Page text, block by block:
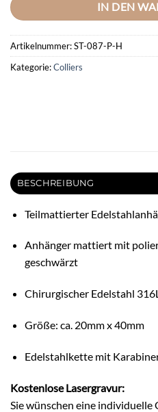
IN DEN
Artikelnummer:ST-087-P-H
Kategorie:Colliers
BESCHREIBUNG
Teilmattierter
Anhänger mattiert mit
geschwärzt
Chirurgischer Edelstahl
Größe: ca. 20mm x 40mm
Edelstahlkette mit
Kostenlose Lasergravur:
Sie wünschen eine individuelle